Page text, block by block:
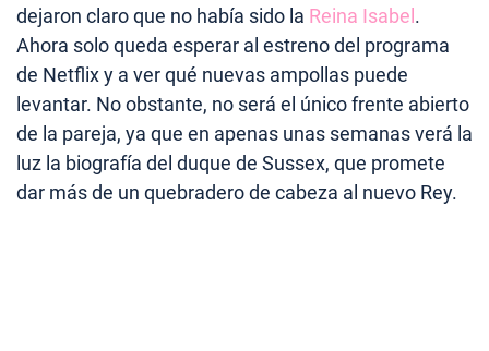
dejaron claro que no había sido la Reina Isabel .
Ahora solo queda esperar al estreno del programa
de Netflix y a ver qué nuevas ampollas puede
levantar. No obstante, no será el único frente abierto
de la pareja, ya que en apenas unas semanas verá la
luz la biografía del duque de Sussex, que promete
dar más de un quebradero de cabeza al nuevo Rey.